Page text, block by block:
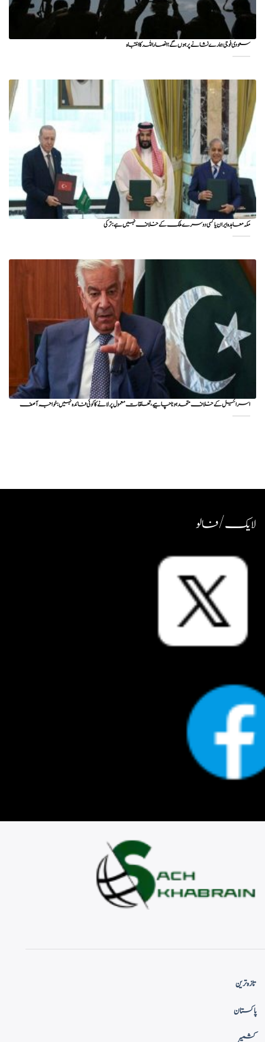
سعودی فوجی ہمارے نشانے پر ہوں گے؛ انصاراللہ کا انتباہ
مکہ معاہدہ ایران یا کسی دوسرے ملک کے خلاف نہیں ہے: ترکی
اسرائیل کے خلاف متحد ہونا چاہیے، تعلقات معمول پر لانے کا کوئی فائدہ نہیں: خواجہ آصف
لایک / فالو
تازہ ترین
پاکستان
کشمیر